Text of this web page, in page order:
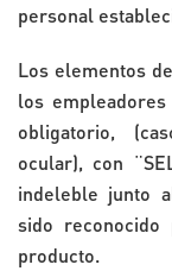
personal
Los elementos
los
obligatorio,
ocular), con
indeleble junto
sido
producto.